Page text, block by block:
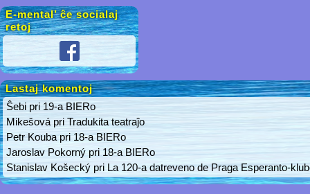
E-mental’ ĉe socialaj
retoj
Lastaj komentoj
Ŝebi pri 19-a BIERo
Mikešová pri Tradukita teatraĵo
Petr Kouba pri 18-a BIERo
Jaroslav Pokorný pri 18-a BIERo
Stanislav Košecký pri La 120-a datreveno de Praga Esperanto-